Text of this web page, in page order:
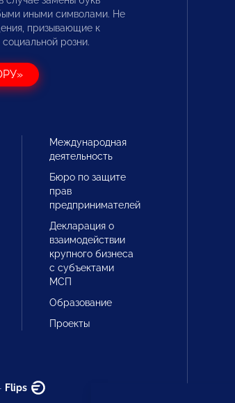
иными символами. Не
призывающие к
розни.
Международная
деятельность
Бюро по защите
прав
предпринимателей
Декларация о
взаимодействии
крупного бизнеса
с субъектами
МСП
Образование
Проекты
Flips